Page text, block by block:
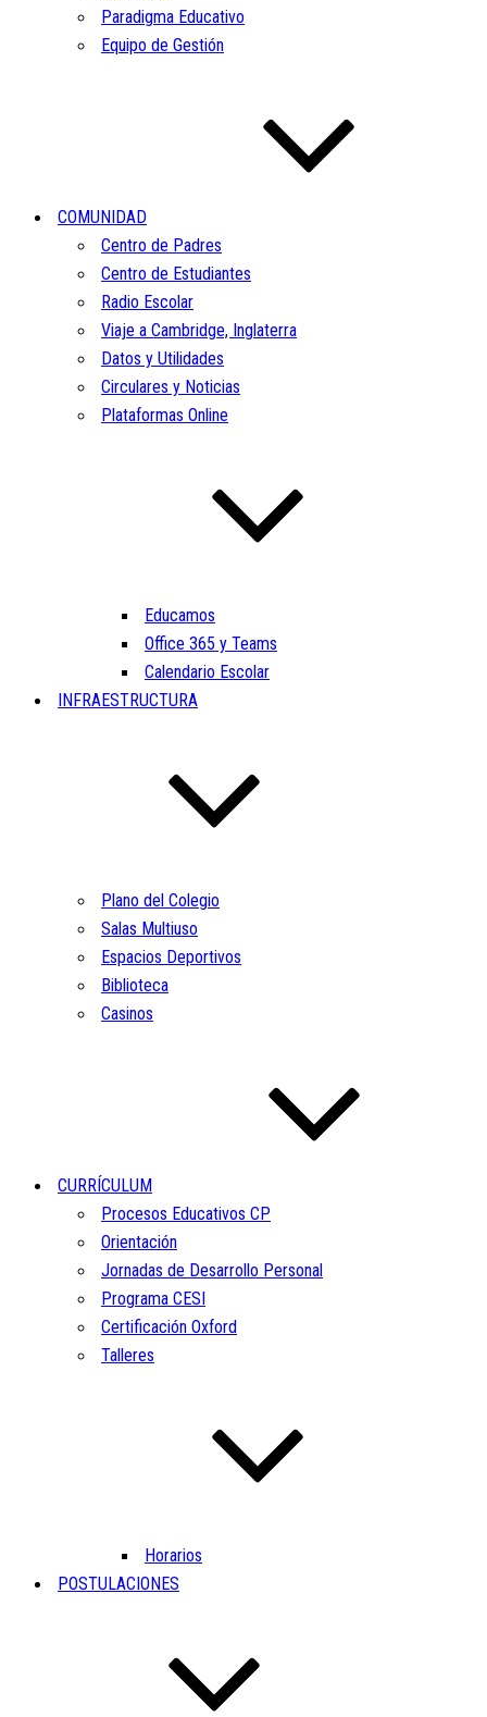
Paradigma Educativo
Equipo de Gestión
COMUNIDAD
Centro de Padres
Centro de Estudiantes
Radio Escolar
Viaje a Cambridge, Inglaterra
Datos y Utilidades
Circulares y Noticias
Plataformas Online
Educamos
Office 365 y Teams
Calendario Escolar
INFRAESTRUCTURA
Plano del Colegio
Salas Multiuso
Espacios Deportivos
Biblioteca
Casinos
CURRÍCULUM
Procesos Educativos CP
Orientación
Jornadas de Desarrollo Personal
Programa CESI
Certificación Oxford
Talleres
Horarios
POSTULACIONES